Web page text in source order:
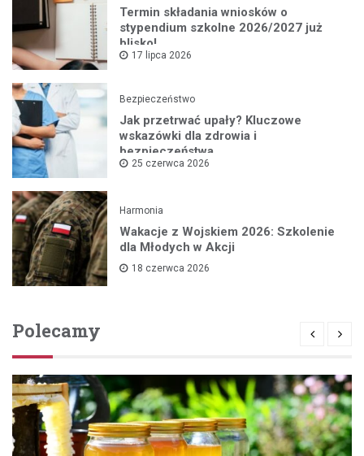
Termin składania wniosków o
stypendium szkolne 2026/2027 już
blisko!
17 lipca 2026
Bezpieczeństwo
Jak przetrwać upały? Kluczowe
wskazówki dla zdrowia i
bezpieczeństwa
25 czerwca 2026
Harmonia
Wakacje z Wojskiem 2026: Szkolenie
dla Młodych w Akcji
18 czerwca 2026
Polecamy